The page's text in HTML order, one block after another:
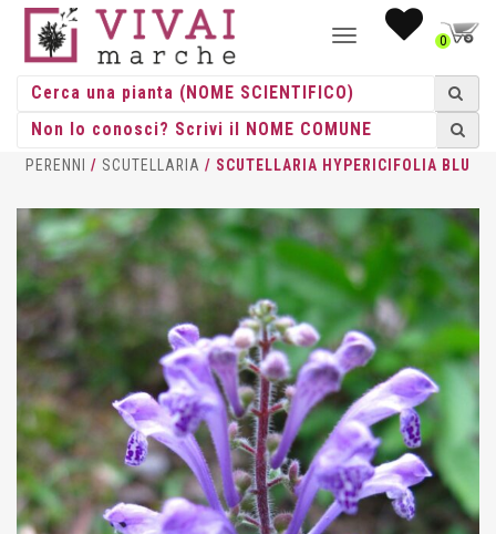
NAVIGAZIONE0
HOME/ ERBACEE ERBACEE
PERENNI / SCUTELLARIA / SCUTELLARIA HYPERICIFOLIA BLU